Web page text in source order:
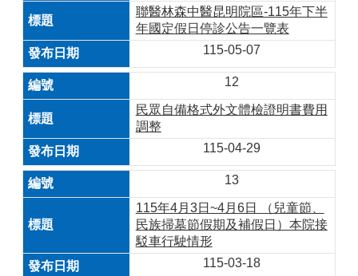
聯醫林森中醫昆明院區-115年下半
年國定假日停診公告一覽表
115-05-07
12
民眾自備格式外文體檢證明書費用
調整
115-04-29
13
115年4月3日~4月6日 （兒童節、
民族掃墓節假期及補假日）本院接
駁車行駛情形
115-03-18